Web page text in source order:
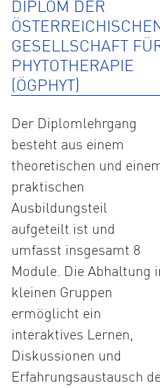
DIPLOM DER
GESELLSCHAFT
PHYTOTHERAPIE
(ÖGPHYT)
Der Diplomlehrgang
besteht aus einem
theoretischen und
praktischen
Ausbildungsteil
aufgeteilt ist und
umfasst insgesamt 8
Module. Die Abhaltung
kleinen Gruppen
ermöglicht ein
interaktives Lernen,
Diskussionen und
Erfahrungsaustausch